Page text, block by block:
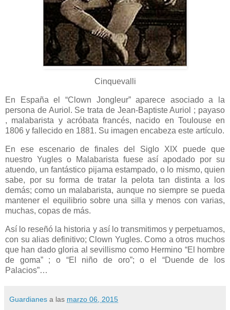
Cinquevalli
En España el “Clown Jongleur” aparece asociado a la
persona de Auriol. Se trata de Jean-Baptiste Auriol ; payaso
, malabarista y acróbata francés, nacido en Toulouse en
1806 y fallecido en 1881. Su imagen encabeza este artículo.
En ese escenario de finales del Siglo XIX puede que
nuestro Yugles o Malabarista fuese así apodado por su
atuendo, un fantástico pijama estampado, o lo mismo, quien
sabe, por su forma de tratar la pelota tan distinta a los
demás; como un malabarista, aunque no siempre se pueda
mantener el equilibrio sobre una silla y menos con varias,
muchas, copas de más.
Así lo reseñó la historia y así lo transmitimos y perpetuamos,
con su alias definitivo; Clown Yugles. Como a otros muchos
que han dado gloria al sevillismo como Hermino “El hombre
de goma” ; o “El niño de oro”; o el “Duende de los
Palacios”…
Guardianes a las marzo 06, 2015